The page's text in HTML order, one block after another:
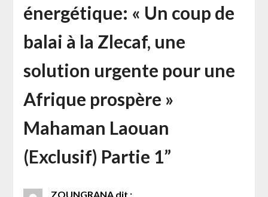
énergétique: « Un coup de
balai à la Zlecaf, une
solution urgente pour une
Afrique prospère »
Mahaman Laouan
(Exclusif) Partie 1”
ZOUNGRANA dit :